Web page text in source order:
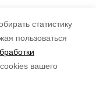
статистику
пользоваться
вашего